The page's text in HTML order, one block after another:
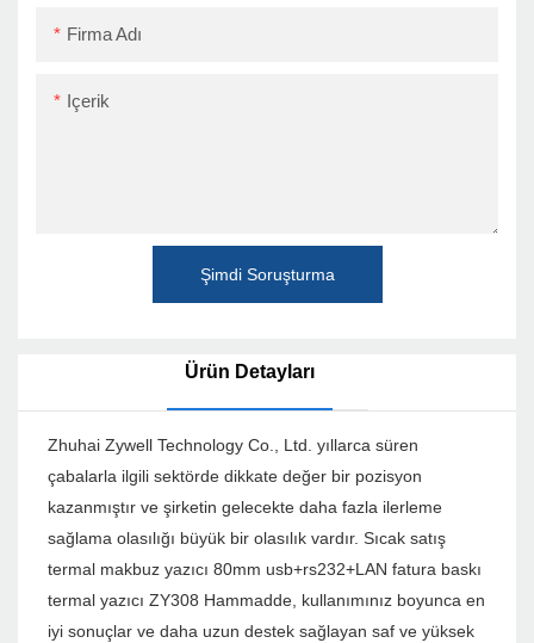
Firma Adı
Içerik
Şimdi Soruşturma
Ürün Detayları
Zhuhai Zywell Technology Co., Ltd. yıllarca süren
çabalarla ilgili sektörde dikkate değer bir pozisyon
kazanmıştır ve şirketin gelecekte daha fazla ilerleme
sağlama olasılığı büyük bir olasılık vardır. Sıcak satış
termal makbuz yazıcı 80mm usb+rs232+LAN fatura baskı
termal yazıcı ZY308 Hammadde, kullanımınız boyunca en
iyi sonuçlar ve daha uzun destek sağlayan saf ve yüksek